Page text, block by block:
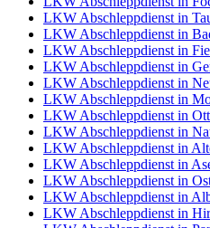
LKW Abschleppdienst in
LKW Abschleppdienst in
LKW Abschleppdienst in
LKW Abschleppdienst in
LKW Abschleppdienst in
LKW Abschleppdienst in
LKW Abschleppdienst in
LKW Abschleppdienst in
LKW Abschleppdienst in
LKW Abschleppdienst in
LKW Abschleppdienst in
LKW Abschleppdienst in
LKW Abschleppdienst in